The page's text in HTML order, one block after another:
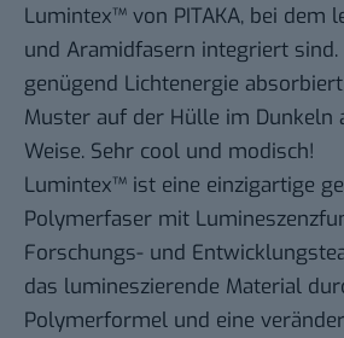
Lumintex™ von PITAKA, bei dem
und Aramidfasern integriert sind.
genügend Lichtenergie
Muster auf der Hülle im Dunkeln
Weise. Sehr cool und modisch!
Lumintex™ ist eine einzigartige
Polymerfaser mit
Forschungs- und
das lumineszierende Material
Polymerformel und eine